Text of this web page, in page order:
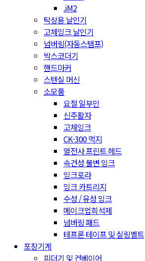
.iM2
탁상용 날인기
고체잉크 날인기
넘버링(자동스템프)
박스코더기
핸드마커
스텐실 머신
소모품
요철 일부인
신주활자
고체잉크
CK-300 먹지
열전사 프린트 헤드
속건성 불변 잉크
잉크로라
잉크 카트리지
수성 / 유성 잉크
메이크업희석제
넘버링 패드
테프론 테이프 및 실링벨트
포장기계
피더기 및 컨베이어